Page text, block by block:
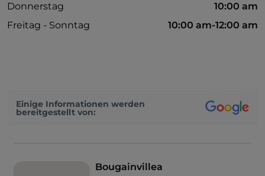
Donnerstag
10:00 am
Freitag - Sonntag
10:00 am-12:00 am
Einige Informationen werden
bereitgestellt von:
Bougainvillea